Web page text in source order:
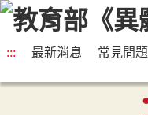
::: 最新消息 常見問題